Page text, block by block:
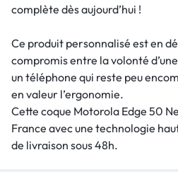
complète dès aujourd’hui !
Ce produit personnalisé est en
compromis entre la volonté
un téléphone qui reste peu
en valeur l’ergonomie.
Cette coque Motorola Edge 50
France avec une technologie
de livraison sous 48h.